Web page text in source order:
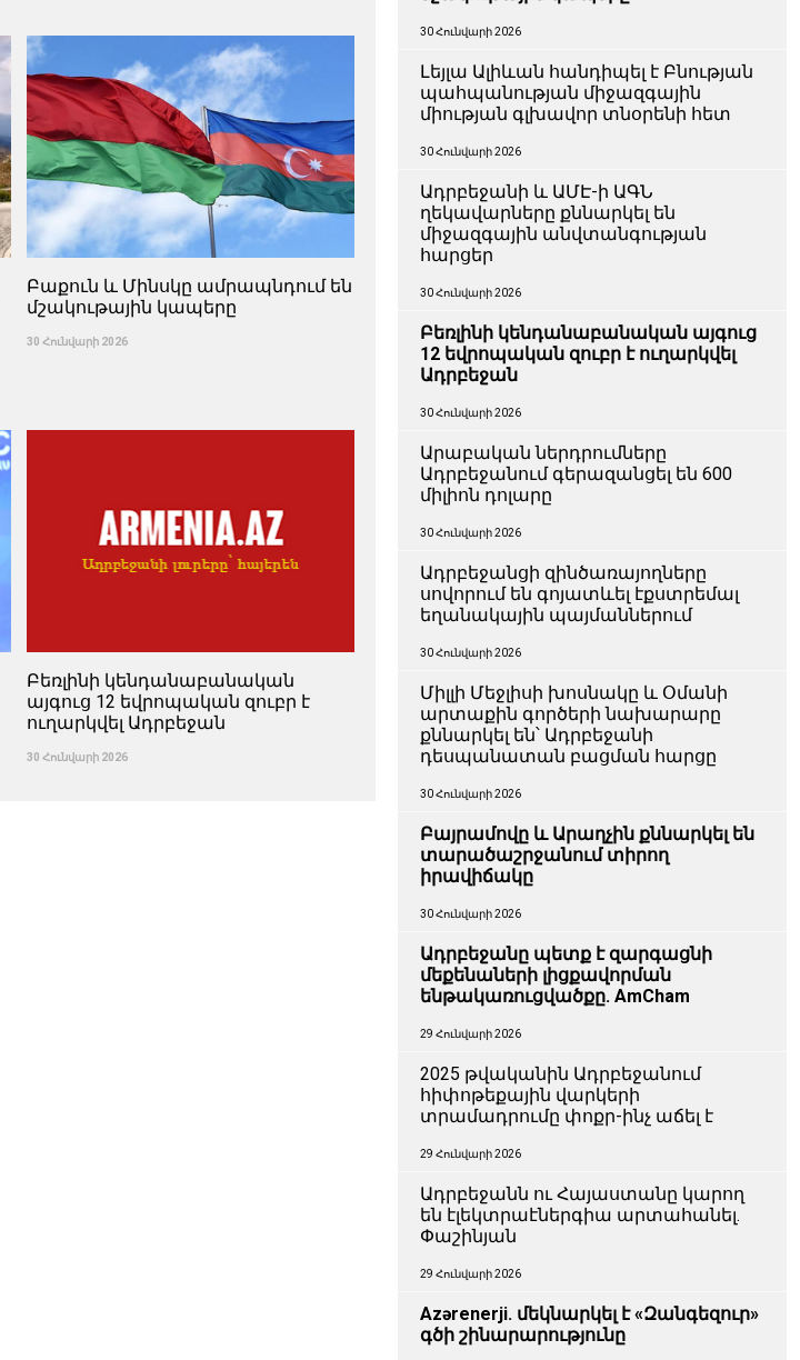
Բաքուն և Մինսկը ամրապնդում են
մշակութային կապերը
30 Հունվարի 2026
Բեռլինի կենդանաբանական
այգուց 12 եվրոպական զուբր է
ուղարկվել Ադրբեջան
30 Հունվարի 2026
30 Հունվարի 2026
Լեյլա Ալիևան հանդիպել է Բնության
պահպանության միջազգային
միության գլխավոր տնօրենի հետ
30 Հունվարի 2026
Ադրբեջանի և ԱՄԷ-ի ԱԳՆ
ղեկավարները քննարկել են
միջազգային անվտանգության
հարցեր
30 Հունվարի 2026
Բեռլինի կենդանաբանական այգուց
12 եվրոպական զուբր է ուղարկվել
Ադրբեջան
30 Հունվարի 2026
Արաբական ներդրումները
Ադրբեջանում գերազանցել են 600
միլիոն դոլարը
30 Հունվարի 2026
Ադրբեջանցի զինծառայողները
սովորում են գոյատևել էքստրեմալ
եղանակային պայմաններում
30 Հունվարի 2026
Միլլի Մեջլիսի խոսնակը և Օմանի
արտաքին գործերի նախարարը
քննարկել են՝ Ադրբեջանի
դեսպանատան բացման հարցը
30 Հունվարի 2026
Բայրամովը և Արաղչին քննարկել են
տարածաշրջանում տիրող
իրավիճակը
30 Հունվարի 2026
Ադրբեջանը պետք է զարգացնի
մեքենաների լիցքավորման
ենթակառուցվածքը. AmCham
29 Հունվարի 2026
2025 թվականին Ադրբեջանում
հիփոթեքային վարկերի
տրամադրումը փոքր-ինչ աճել է
29 Հունվարի 2026
Ադրբեջանն ու Հայաստանը կարող
են էլեկտրաէներգիա արտահանել.
Փաշինյան
29 Հունվարի 2026
Azərenerji. մեկնարկել է «Զանգեզուր»
գծի շինարարությունը